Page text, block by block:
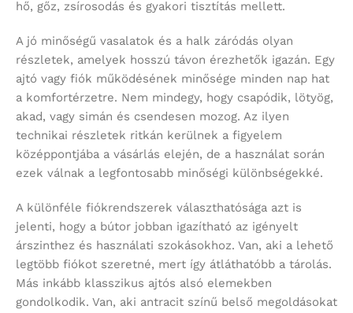
hő, gőz, zsírosodás és gyakori tisztítás mellett.
A jó minőségű vasalatok és a halk záródás olyan
részletek, amelyek hosszú távon érezhetők igazán. Egy
ajtó vagy fiók működésének minősége minden nap hat
a komfortérzetre. Nem mindegy, hogy csapódik, lötyög,
akad, vagy simán és csendesen mozog. Az ilyen
technikai részletek ritkán kerülnek a figyelem
középpontjába a vásárlás elején, de a használat során
ezek válnak a legfontosabb minőségi különbségekké.
A különféle fiókrendszerek választhatósága azt is
jelenti, hogy a bútor jobban igazítható az igényelt
árszinthez és használati szokásokhoz. Van, aki a lehető
legtöbb fiókot szeretné, mert így átláthatóbb a tárolás.
Más inkább klasszikus ajtós alsó elemekben
gondolkodik. Van, aki antracit színű belső megoldásokat